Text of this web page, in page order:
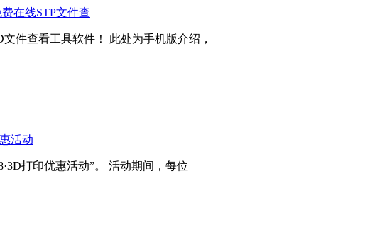
在线STP文件查
件查看工具软件！ 此处为手机版介绍，
活动
打印优惠活动”。 活动期间，每位